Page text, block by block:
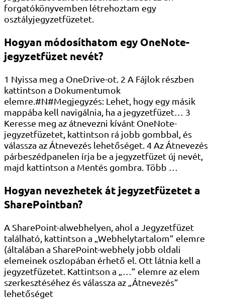
forgatókönyvemben létrehoztam egy
osztályjegyzetfüzetet.
Hogyan módosíthatom egy OneNote-
jegyzetfüzet nevét?
1 Nyissa meg a OneDrive-ot. 2 A Fájlok részben
kattintson a Dokumentumok
elemre.#N#Megjegyzés: Lehet, hogy egy másik
mappába kell navigálnia, ha a jegyzetfüzet… 3
Keresse meg az átnevezni kívánt OneNote-
jegyzetfüzetet, kattintson rá jobb gombbal, és
válassza az Átnevezés lehetőséget. 4 Az Átnevezés
párbeszédpanelen írja be a jegyzetfüzet új nevét,
majd kattintson a Mentés gombra. Több …
Hogyan nevezhetek át jegyzetfüzetet a
SharePointban?
A SharePoint-alwebhelyen, ahol a Jegyzetfüzet
található, kattintson a „Webhelytartalom” elemre
(általában a SharePoint-webhely jobb oldali
elemeinek oszlopában érhető el. Ott látnia kell a
jegyzetfüzetet. Kattintson a „…” elemre az elem
szerkesztéséhez és válassza az „Átnevezés”
lehetőséget